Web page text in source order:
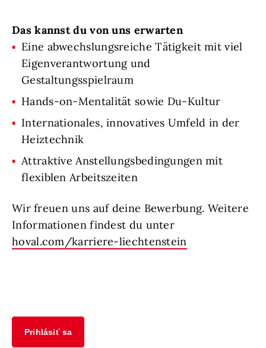
Das kannst du von uns erwarten
Eine abwechslungsreiche Tätigkeit mit viel
Eigenverantwortung und
Gestaltungsspielraum
Hands-on-Mentalität sowie Du-Kultur
Internationales, innovatives Umfeld in der
Heiztechnik
Attraktive Anstellungsbedingungen mit
flexiblen Arbeitszeiten
Wir freuen uns auf deine Bewerbung. Weitere
Informationen findest du unter
hoval.com/karriere-liechtenstein
Prihlásiť sa